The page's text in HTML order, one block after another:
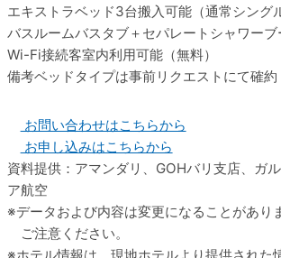
エキストラベッド3台搬入可能（通常シング
バスルームバスタブ＋セパレートシャワーブ
Wi-Fi接続客室内利用可能（無料）
備考ベッドタイプは事前リクエストにて確約
お問い合わせはこちらから
お申し込みはこちらから
資料提供：アマンダリ、GOHバリ支店、ガ
ア航空
データおよび内容は変更になることがあり
ご注意ください。